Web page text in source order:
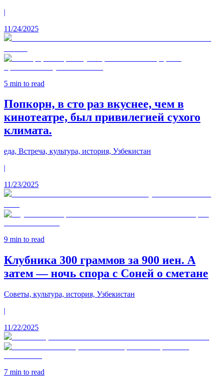
|
11/24/2025
5 min to read
Попкорн, в сто раз вкуснее, чем в
кинотеатре, был привилегией сухого
климата.
еда, Встреча, культура, история, Узбекистан
|
11/23/2025
9 min to read
Клубника 300 граммов за 900 иен. А
затем — ночь спора с Соней о сметане
Советы, культура, история, Узбекистан
|
11/22/2025
7 min to read